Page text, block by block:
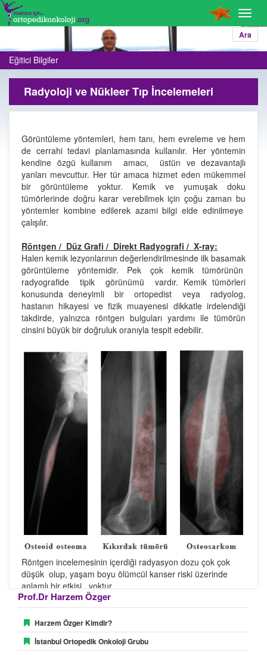
Ara
Eğitici Bilgiler
Radyoloji ve Nükleer Tıp İncelemeleri
Görüntüleme yöntemleri, hem tanı, hem evreleme ve hem
de cerrahi tedavi planlamasında kullanılır. Her yöntemin
kendine özgü kullanım amacı, üstün ve dezavantajlı
yanları mevcuttur. Her tür amaca hizmet eden mükemmel
bir görüntüleme yoktur. Kemik ve yumuşak doku
tümörlerinde doğru karar verebilmek için çoğu zaman bu
yöntemler kombine edilerek azami bilgi elde edinilmeye
çalışılır.
Röntgen / Düz Grafi / Direkt Radyografi / X-ray:
Halen kemik lezyonlarının değerlendirilmesinde ilk basamak
görüntüleme yöntemidir. Pek çok kemik tümörünün
radyografide tipik görünümü vardır. Kemik tümörleri
konusunda deneyimli bir ortopedist veya radyolog,
hastanın hikayesi ve fizik muayenesi dikkatle irdelendiği
takdirde, yalnızca röntgen bulguları yardımı ile tümörün
cinsini büyük bir doğruluk oranıyla tespit edebilir.
Röntgen incelemesinin içerdiği radyasyon dozu çok çok
düşük olup, yaşam boyu ölümcül kanser riski üzerinde
anlamlı bir etkisi yoktur.
Bilgisayarlı Tomografi (BT):
Temelde röntgen prensipleriyle çalışan ancak 3-boyutlu ve
istenilen her planda kesitsel görüntü alınabilmesini
sağlayan hızlı bir görüntüleme yöntemidir. Ayrıca, kemik
Prof.Dr Harzem Özger
Harzem Özger Kimdir?
İstanbul Ortopedik Onkoloji Grubu